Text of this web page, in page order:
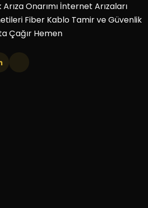
Onarımı İnternet Arızaları
Fiber Kablo Tamir ve Güvenlik
Çağır Hemen